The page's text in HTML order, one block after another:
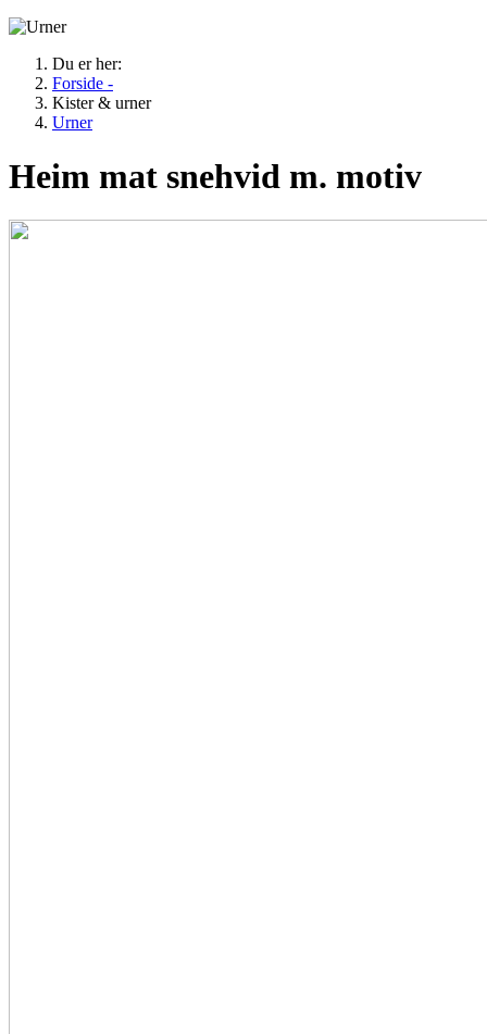
Du er her:
Forside -
Kister & urner
Urner
Heim mat snehvid m. motiv